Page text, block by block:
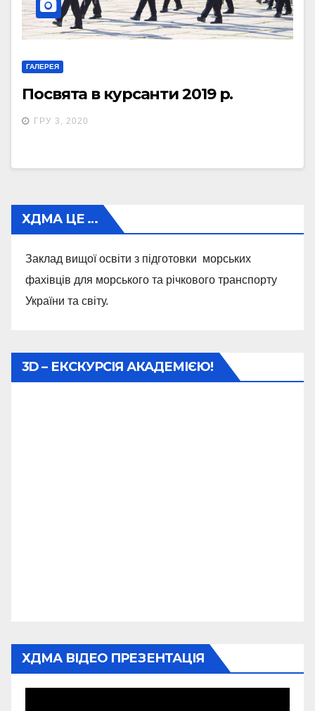
ГАЛЕРЕЯ
Посвята в курсанти 2019 р.
ГРУ 3, 2020
ХДМА ЦЕ …
Заклад вищої освіти з підготовки морських
фахівців для морського та річкового транспорту
України та світу.
3D – ЕКСКУРСІЯ АКАДЕМІЄЮ!
ХДМА ВІДЕО ПРЕЗЕНТАЦІЯ